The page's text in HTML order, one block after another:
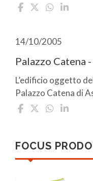
14/10/2005
Palazzo Catena
L’edificio oggetto
Palazzo Catena di
FOCUS